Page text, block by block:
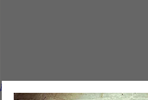
Доктор Тажина